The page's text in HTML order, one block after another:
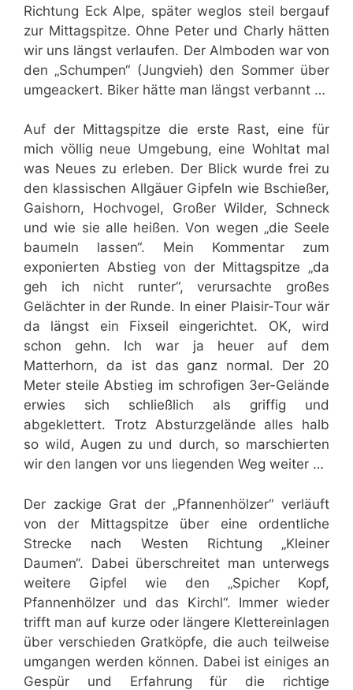
Richtung Eck Alpe, später weglos steil bergauf
zur Mittagspitze. Ohne Peter und Charly hätten
wir uns längst verlaufen. Der Almboden war von
den „Schumpen“ (Jungvieh) den Sommer über
umgeackert. Biker hätte man längst verbannt …
Auf der Mittagspitze die erste Rast, eine für
mich völlig neue Umgebung, eine Wohltat mal
was Neues zu erleben. Der Blick wurde frei zu
den klassischen Allgäuer Gipfeln wie Bschießer,
Gaishorn, Hochvogel, Großer Wilder, Schneck
und wie sie alle heißen. Von wegen „die Seele
baumeln lassen“. Mein Kommentar zum
exponierten Abstieg von der Mittagspitze „da
geh ich nicht runter“, verursachte großes
Gelächter in der Runde. In einer Plaisir-Tour wär
da längst ein Fixseil eingerichtet. OK, wird
schon gehn. Ich war ja heuer auf dem
Matterhorn, da ist das ganz normal. Der 20
Meter steile Abstieg im schrofigen 3er-Gelände
erwies sich schließlich als griffig und
abgeklettert. Trotz Absturzgelände alles halb
so wild, Augen zu und durch, so marschierten
wir den langen vor uns liegenden Weg weiter …
Der zackige Grat der „Pfannenhölzer“ verläuft
von der Mittagspitze über eine ordentliche
Strecke nach Westen Richtung „Kleiner
Daumen“. Dabei überschreitet man unterwegs
weitere Gipfel wie den „Spicher Kopf,
Pfannenhölzer und das Kirchl“. Immer wieder
trifft man auf kurze oder längere Klettereinlagen
über verschieden Gratköpfe, die auch teilweise
umgangen werden können. Dabei ist einiges an
Gespür und Erfahrung für die richtige